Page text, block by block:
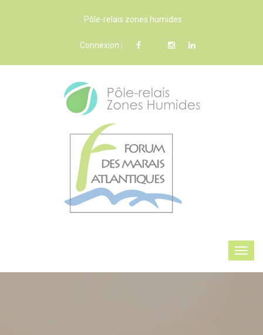
Pôle-relais zones humides
Connexion